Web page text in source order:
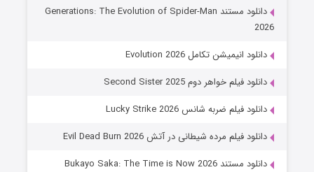
جادوگری در مغولستان
دانلود مستند Generations: The Evolution of Spider-Man
2026
دانلود انیمیشن تکامل Evolution 2026
دانلود فیلم خواهر دوم Second Sister 2025
دانلود فیلم ضربه شانس Lucky Strike 2026
دانلود فیلم مرده شیطانی در آتش Evil Dead Burn 2026
دانلود مستند Bukayo Saka: The Time is Now 2026